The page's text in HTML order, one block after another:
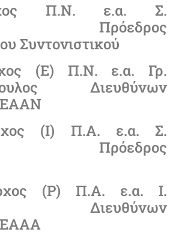
Π.Ν. ε.α. Σ.
Πρόεδρος
Συντονιστικού
(Ε) Π.Ν. ε.α. Γρ.
Διευθύνων
ΕΑΑΝ
(Ι) Π.Α. ε.α. Σ.
Πρόεδρος
(Ρ) Π.Α. ε.α. Ι.
Διευθύνων
ΕΑΑΑ